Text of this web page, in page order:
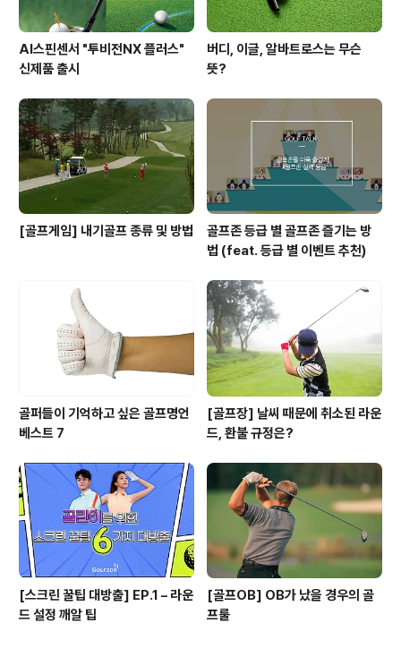
AI스핀센서 "투비전NX 플러스"
신제품 출시
버디, 이글, 알바트로스는 무슨
뜻?
[골프게임] 내기골프 종류 및 방법
골프존 등급 별 골프존 즐기는 방
법 (feat. 등급 별 이벤트 추천)
골퍼들이 기억하고 싶은 골프명언
베스트 7
[골프장] 날씨 때문에 취소된 라운
드, 환불 규정은?
[스크린 꿀팁 대방출] EP.1 – 라운
드 설정 깨알 팁
[골프OB] OB가 났을 경우의 골
프룰